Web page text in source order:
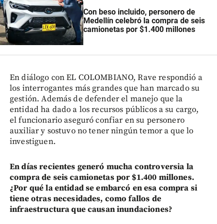
Con beso incluido, personero de
Medellín celebró la compra de seis
camionetas por $1.400 millones
En diálogo con EL COLOMBIANO, Rave respondió a
los interrogantes más grandes que han marcado su
gestión. Además de defender el manejo que la
entidad ha dado a los recursos públicos a su cargo,
el funcionario aseguró confiar en su personero
auxiliar y sostuvo no tener ningún temor a que lo
investiguen.
En días recientes generó mucha controversia la
compra de seis camionetas por $1.400 millones.
¿Por qué la entidad se embarcó en esa compra si
tiene otras necesidades, como fallos de
infraestructura que causan inundaciones?